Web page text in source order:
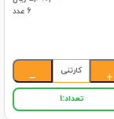
6 عدد
+
کارتنی
−
تعداد:1